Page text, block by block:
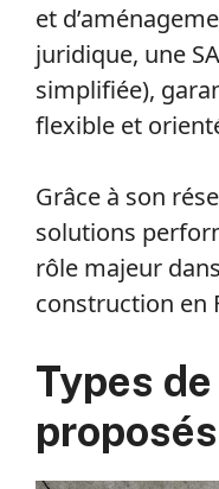
et
juridique, une
simplifiée),
flexible et
Grâce à son
solutions
rôle majeur
construction en
Types
proposés